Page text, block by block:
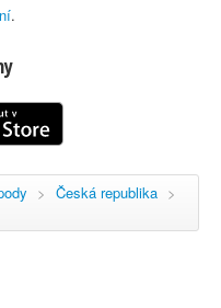
.
> Česká republika >